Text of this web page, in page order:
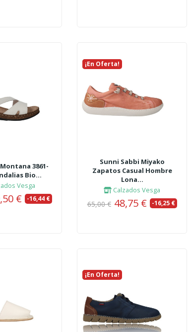
3861-
Bio...
Vesga
€ -16,44 €
¡En Oferta!
Nuevo
Sunni Sabbi Miyako
Zapatos Casual Hombre
Lona...
Calzados Vesga
65,00 € 48,75 € -16,25 €
¡En Oferta!
Nuevo